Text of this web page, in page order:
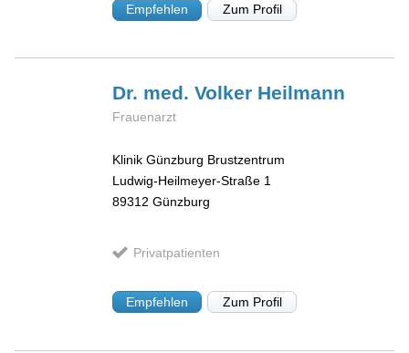
Empfehlen Zum Profil
Dr. med. Volker Heilmann
Frauenarzt
Klinik Günzburg Brustzentrum
Ludwig-Heilmeyer-Straße 1
89312 Günzburg
Privatpatienten
Empfehlen Zum Profil